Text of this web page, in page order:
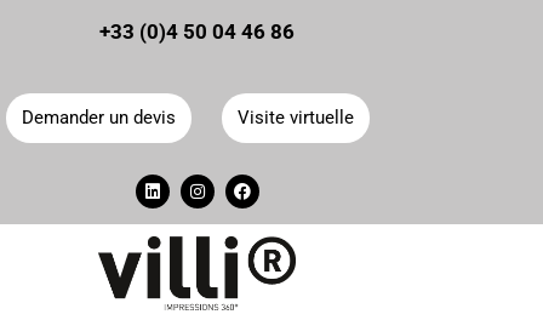
Panneau de gestion des cookies
+33 (0)4 50 04 46 86
Demander un devis Visite virtuelle